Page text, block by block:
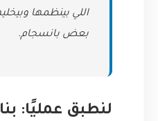
اللي بينظمها
بعض بانسجام.
لنطبق عمليًا: